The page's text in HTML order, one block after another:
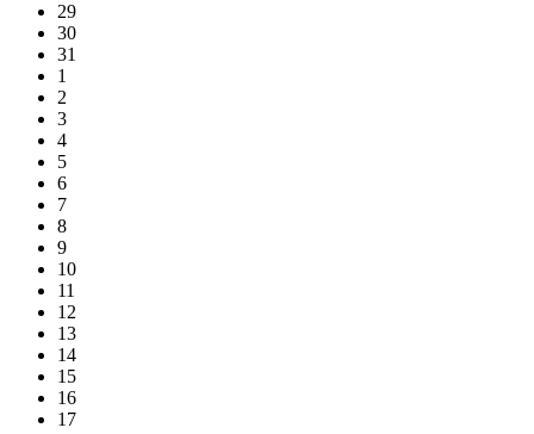
29
30
31
1
2
3
4
5
6
7
8
9
10
11
12
13
14
15
16
17